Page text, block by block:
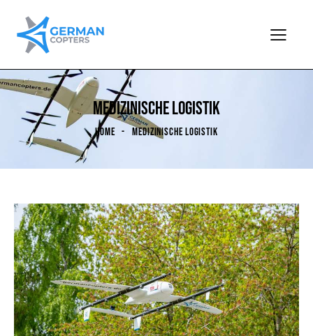
MEDIZINISCHE LOGISTIK
HOME MEDIZINISCHE LOGISTIK